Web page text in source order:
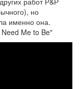
но
именно она.
Me to Be"